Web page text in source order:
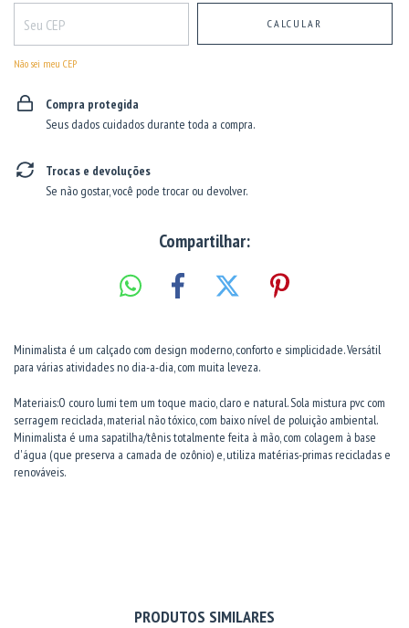
CALCULAR
Não sei meu CEP
Compra protegida
Seus dados cuidados durante toda a compra.
Trocas e devoluções
Se não gostar, você pode trocar ou devolver.
Compartilhar:
Minimalista é um calçado com design moderno, conforto e simplicidade. Versátil
para várias atividades no dia-a-dia, com muita leveza.
Materiais:O couro lumi tem um toque macio, claro e natural. Sola mistura pvc com
serragem reciclada, material não tóxico, com baixo nível de poluição ambiental.
Minimalista é uma sapatilha/tênis totalmente feita à mão, com colagem à base
d'água (que preserva a camada de ozônio) e, utiliza matérias-primas recicladas e
renováveis.
PRODUTOS SIMILARES